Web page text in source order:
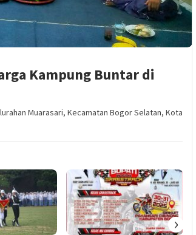
Kampung Buntar di
Muarasari, Kecamatan Bogor Selatan, Kota
›